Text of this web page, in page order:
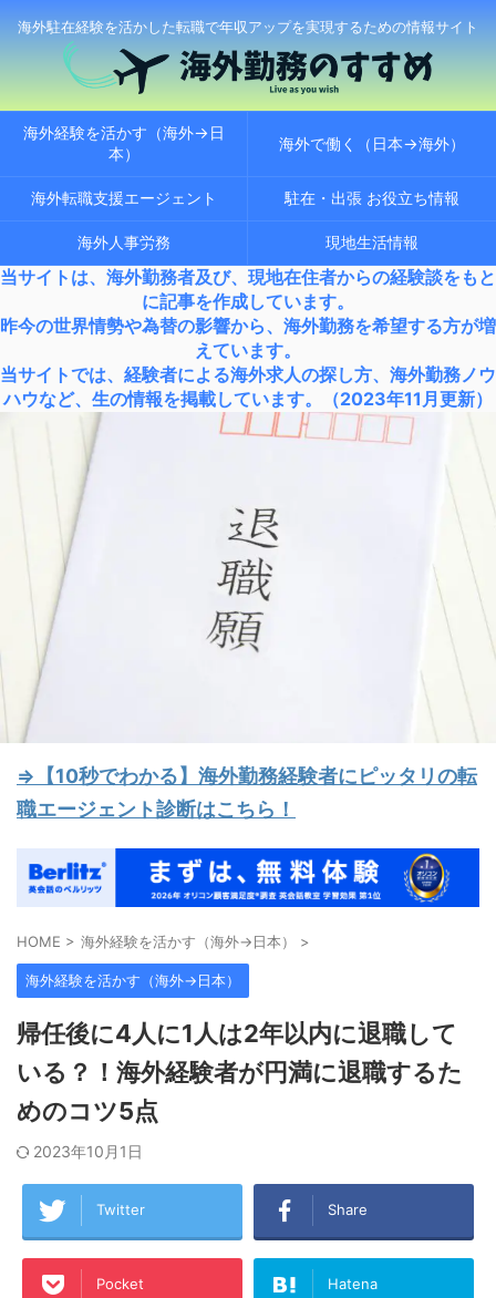
海外駐在経験を活かした転職で年収アップを実現するための情報サイト
海外経験を活かす（海外→日
本）
海外で働く（日本→海外）
海外転職支援エージェント 駐在・出張 お役立ち情報
海外人事労務 現地生活情報
当サイトは、海外勤務者及び、現地在住者からの経験談をもと
に記事を作成しています。
昨今の世界情勢や為替の影響から、海外勤務を希望する方が増
えています。
当サイトでは、経験者による海外求人の探し方、海外勤務ノウ
ハウなど、生の情報を掲載しています。（2023年11月更新）
⇒【10秒でわかる】海外勤務経験者にピッタリの転
職エージェント診断はこちら！
HOME > 海外経験を活かす（海外→日本） >
海外経験を活かす（海外→日本）
帰任後に4人に1人は2年以内に退職して
いる？！海外経験者が円満に退職するた
めのコツ5点
2023年10月1日
Twitter Share
Pocket Hatena